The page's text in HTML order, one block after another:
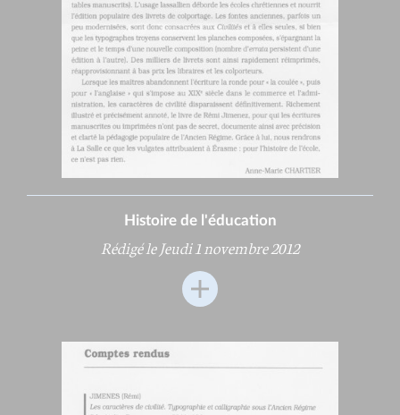
Histoire de l'éducation
Rédigé le Jeudi 1 novembre 2012